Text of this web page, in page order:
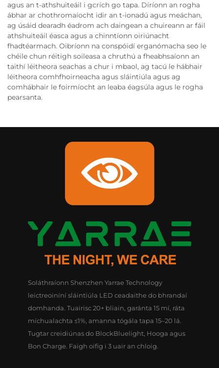
agus an t-athshuiteáil i gcrích go tapa. Díríonn an rogha
ábhar ar chothromaíocht idir an t-ionadú agus meáchan,
ag úsáid dearadh éadrom ach daingean a chuireann ar fáil
athshuiteáil éasca agus a chinntíonn oiriúnacht
fhadtéarmach. Oibríonn na conspóidí erganómacha seo le
chéile chun réitigh soileasa a chruthú a fheabhsaíonn an
taithí léitheora seachas a chur i mbaol, ag tacú le hábhair
léitheora comhfhoirneacha agus sláintiúla agus ag
comhábhair le foirmíocht an leaba éagsúla agus le rogha
pearsanta.
Soláthraíonn Shenzhen Yarrae Technology
leictreoiníní sláintiúla LED ceadaithe do bhrandaí
domhanda. Tuairisc 20+ bliain, garánta 15 mí, ráta
míchualachta ≤1%, amanna tógála tapa 15–20 lá.
Tugtar creidiúnas do BlockBluelight, Hooga agus
Bon Charge. Faigh oifig i 3 uair an chloig.